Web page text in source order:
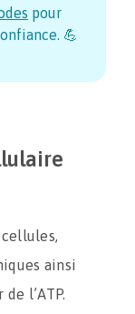
pour
💪
ainsi
l’ATP.